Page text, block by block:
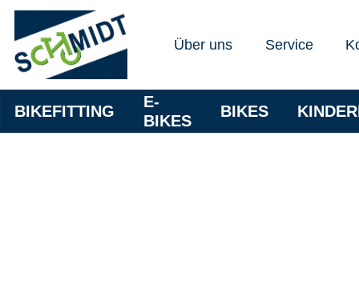
Über uns Service
BIKEFITTING
E-
BIKES
BIKES